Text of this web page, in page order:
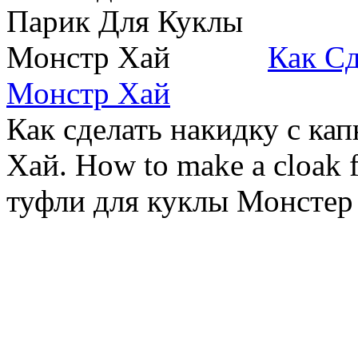
Как
Монстр Хай
Как сделать накидку с
Хай. How to make a cloak
туфли для куклы